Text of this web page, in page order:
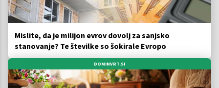
Mislite, da je milijon evrov dovolj za sanjsko
stanovanje? Te številke so šokirale Evropo
DOMINVRT.SI